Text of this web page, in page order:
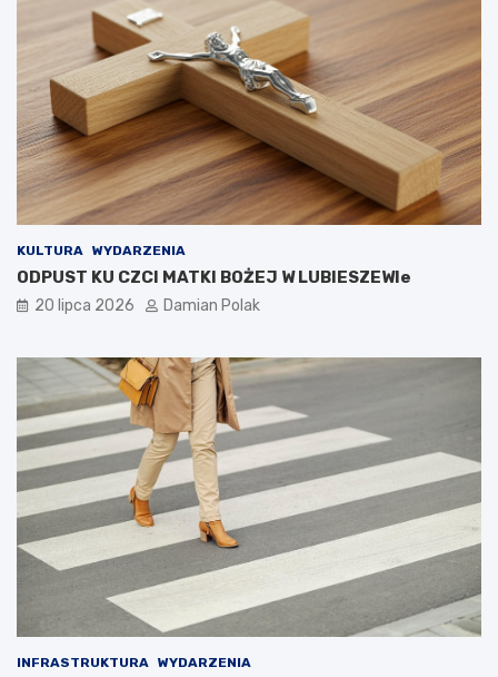
KULTURA WYDARZENIA
ODPUST KU CZCI MATKI BOŻEJ W LUBIESZEWIe
20 lipca 2026 Damian Polak
INFRASTRUKTURA WYDARZENIA